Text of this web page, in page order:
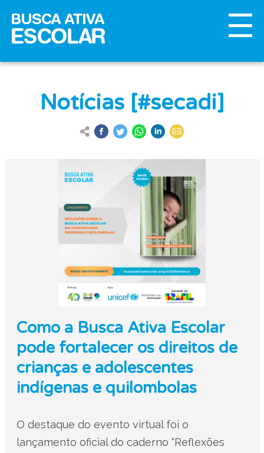
Notícias [#secadi]
Como a Busca Ativa Escolar
pode fortalecer os direitos de
crianças e adolescentes
indígenas e quilombolas
O destaque do evento virtual foi o
lançamento oficial do caderno “Reflexões